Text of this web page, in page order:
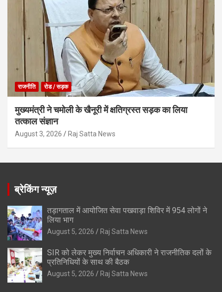
राजनीति रोड / सड़क
मुख्यमंत्री ने चमोली के खैनूरी में क्षतिग्रस्त सड़क का लिया
तत्काल संज्ञान
August 3, 2026 Raj Satta News
ब्रेकिंग न्यूज़
तड़ागताल में आयोजित सेवा पखवाड़ा शिविर में 954 लोगों ने
लिया भाग
August 5, 2026 Raj Satta News
SIR को लेकर मुख्य निर्वाचन अधिकारी ने राजनीतिक दलों के
प्रतिनिधियों के साथ की बैठक
August 5, 2026 Raj Satta News